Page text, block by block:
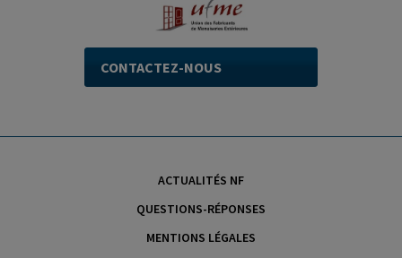
CONTACTEZ-NOUS
ACTUALITÉS NF
QUESTIONS-RÉPONSES
MENTIONS LÉGALES